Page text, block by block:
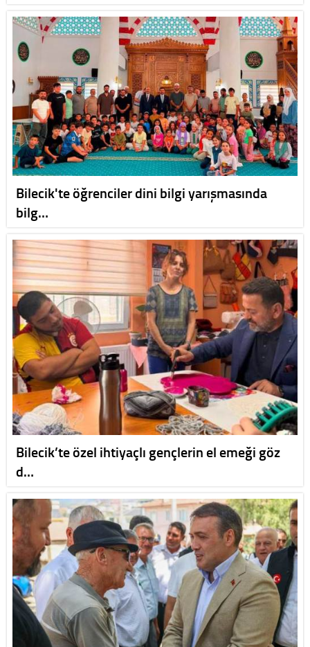
Bilecik'te öğrenciler dini bilgi yarışmasında
bilg…
Bilecik’te özel ihtiyaçlı gençlerin el emeği göz
d…